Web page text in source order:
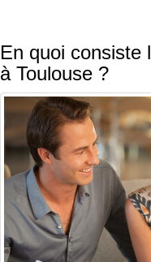
En quoi consiste
à Toulouse ?